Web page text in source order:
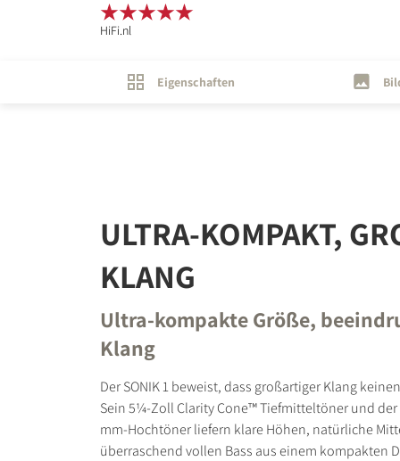
HiFi.nl
Eigenschaften
ULTRA-KOMPAKT,
KLANG
Ultra-kompakte Größe,
Klang
Der SONIK 1 beweist, dass großartiger Klang
Sein 5¼-Zoll Clarity Cone™ Tiefmitteltöner und
mm-Hochtöner liefern klare Höhen, natürliche
überraschend vollen Bass aus einem kompakten